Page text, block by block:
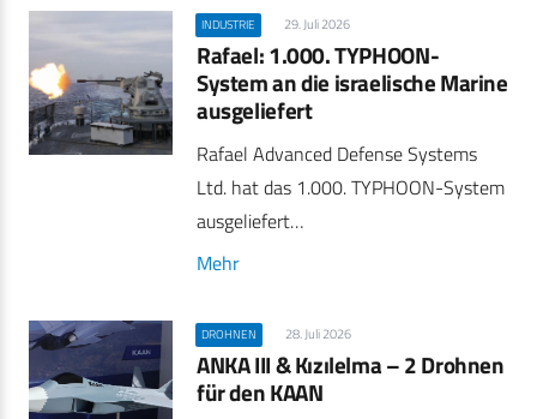
INDUSTRIE 29. Juli 2026
Rafael: 1.000. TYPHOON-
System an die israelische Marine
ausgeliefert
Rafael Advanced Defense Systems
Ltd. hat das 1.000. TYPHOON-System
ausgeliefert…
Mehr
DROHNEN 28. Juli 2026
ANKA III & Kızılelma – 2 Drohnen
für den KAAN